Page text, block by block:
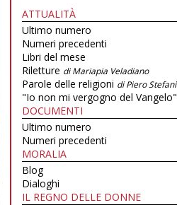
ATTUALITÀ
Ultimo numero
Numeri precedenti
Libri del mese
Riletture di Mariapia Veladiano
Parole delle religioni di Piero Stefani
"Io non mi vergogno del Vangelo"
DOCUMENTI
Ultimo numero
Numeri precedenti
MORALIA
Blog
Dialoghi
IL REGNO DELLE DONNE